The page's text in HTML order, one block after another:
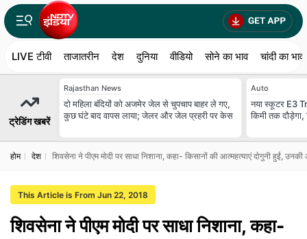
LIVE टीवी ताजातरीन देश दुनिया वीडियो सोने का भाव चांदी का भाव
ट्रेडिंग खबरें
Rajasthan News
दो मह‍िला बंद‍ियों को अजमेर जेल से चुपचाप बाहर ले गए,
कुछ घंटे बाद वापस लाया; जेलर और जेल प्रहरी पर केस
Auto
नया स्कूटर E3
किमी तक
होम देश शिवसेना ने पीएम मोदी पर साधा निशाना, कहा- किसानों की आत्महत्याएं दोगुनी हुईं,
This Article is From Jun 22, 2018
शिवसेना ने पीएम मोदी पर साधा निशाना, कहा-